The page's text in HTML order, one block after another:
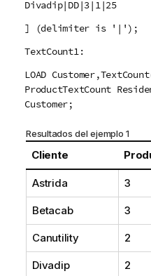
Divadip|DD|3|1|25
] (delimiter is '|');
TextCount1:
LOAD
ProductTextCount
Customer;
Resultados del ejemplo 1
Cliente
Astrida 3
Betacab 3
Canutility 2
Divadip 2